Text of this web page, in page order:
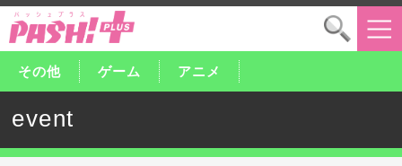
その他 ゲーム アニメ
event